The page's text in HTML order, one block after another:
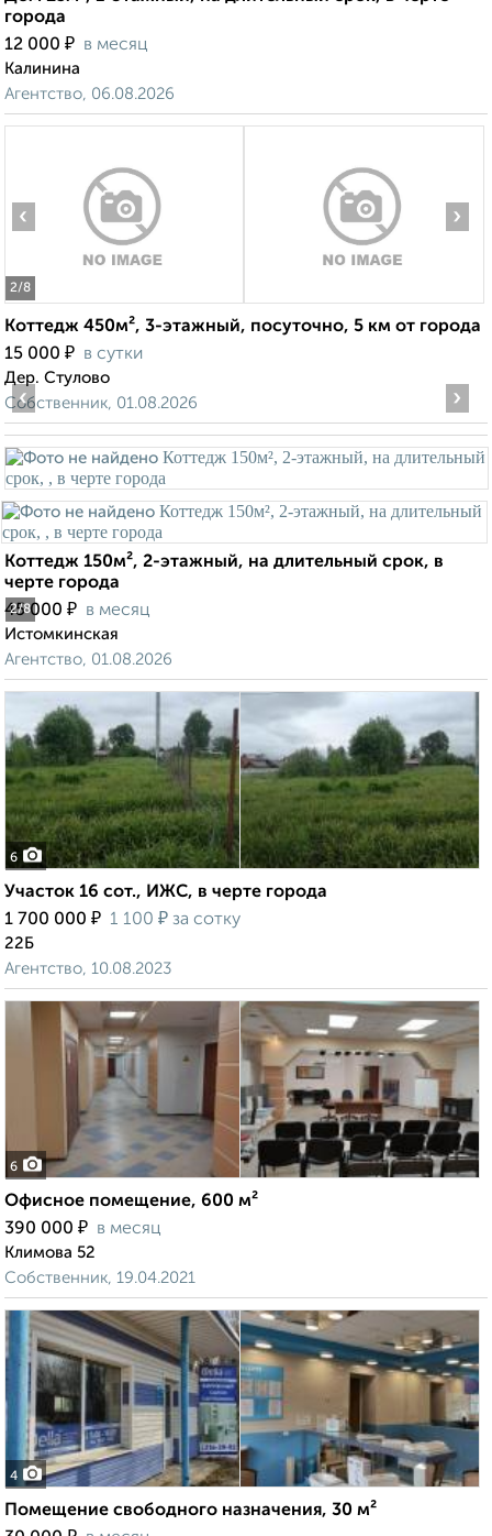
города
12 000 ₽ в месяц
Калинина
Агентство, 06.08.2026
2/8
‹ ›
Коттедж 450м², 3-этажный, посуточно, 5 км от города
15 000 ₽ в сутки
Дер. Стулово
Собственник, 01.08.2026
2/8
‹ ›
Коттедж 150м², 2-этажный, на длительный срок, в
черте города
45 000 ₽ в месяц
Истомкинская
Агентство, 01.08.2026
6
Участок 16 сот., ИЖС, в черте города
1 700 000 ₽ 1 100 ₽ за сотку
22Б
Агентство, 10.08.2023
6
Офисное помещение, 600 м²
390 000 ₽ в месяц
Климова 52
Собственник, 19.04.2021
4
Помещение свободного назначения, 30 м²